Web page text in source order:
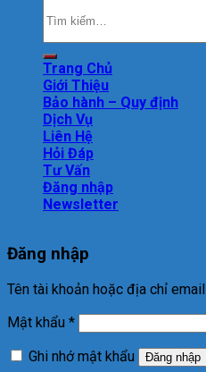
Trang Chủ
Giới Thiệu
Bảo hành – Quy định
Dịch Vụ
Liên Hệ
Hỏi Đáp
Tư Vấn
Đăng nhập
Newsletter
Đăng nhập
Tên tài khoản hoặc địa chỉ email
Mật khẩu *
Ghi nhớ mật khẩu
Đăng nhập